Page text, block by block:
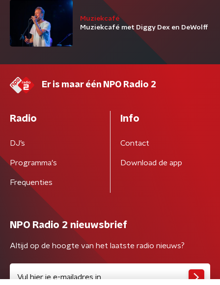
Muziekcafé
Muziekcafé met Diggy Dex en DeWolff
Er is maar één NPO Radio 2
Radio
DJ’s
Programma's
Frequenties
Info
Contact
Download de app
NPO Radio 2 nieuwsbrief
Altijd op de hoogte van het laatste radio nieuws?